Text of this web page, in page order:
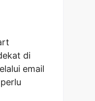
di
email